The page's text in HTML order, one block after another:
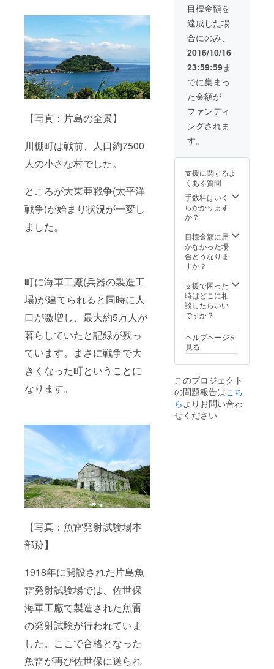
【写真：片島の全景】
川棚町は戦前、人口約7500
人の小さな村でした。
ところが大東亜戦争(太平洋
戦争)が始まり状況が一変し
ました。
町に海軍工廠(兵器の製造工
場)が建てられると同時に人
口が激増し、最大約5万人が
暮らしていたと記録が残っ
ています。まさに戦争で大
きくなった町ということに
なります。
【写真：魚雷発射試験場本
部跡】
1918年に開設された片島魚
雷発射試験場では、佐世保
海軍工廠で製造された魚雷
の発射試験が行われていま
した。ここで合格となった
魚雷が再び佐世保に送られ
しみく
ださ
い。 海
に囲ま
れた片
島だか
らこそ
見るこ
とが出
来る幻
想的な
竹灯籠
の明か
所で。
れる船
は大型
瀬渡船
を予定
してお
す。)
目標金額を
達成した場
合にのみ、
2016/10/16
23:59:59ま
でに集まっ
た金額が
ファンディ
ングされま
す。
支援に関するよ
くある質問
手数料はいく
らかかります
か？
目標金額に届
かなかった場
合どうなりま
すか？
支援で困った
時はどこに相
談したらいい
ですか？
ヘルプページを
見る
このプロジェクト
の問題報告はこち
ら よりお問い合わ
せください